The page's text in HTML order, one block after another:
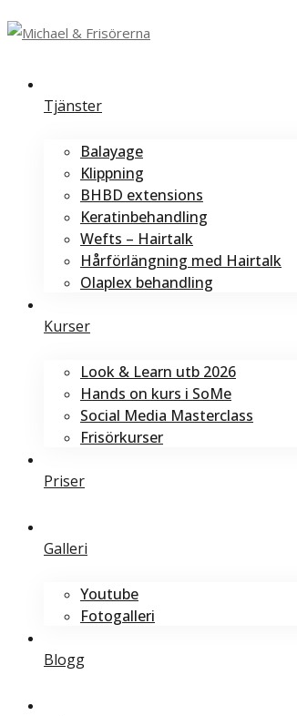
Tjänster
Balayage
Klippning
BHBD extensions
Keratinbehandling
Wefts – Hairtalk
Hårförlängning med Hairtalk
Olaplex behandling
Kurser
Look & Learn utb 2026
Hands on kurs i SoMe
Social Media Masterclass
Frisörkurser
Priser
Galleri
Youtube
Fotogalleri
Blogg